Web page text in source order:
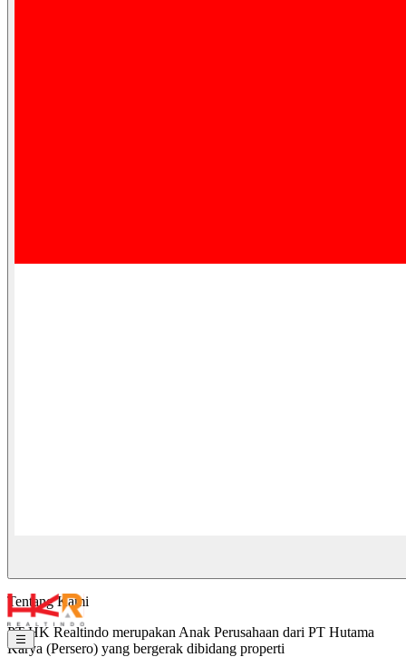
Tentang Kami
PT HK Realtindo merupakan Anak Perusahaan dari PT Hutama
Karya (Persero) yang bergerak dibidang properti